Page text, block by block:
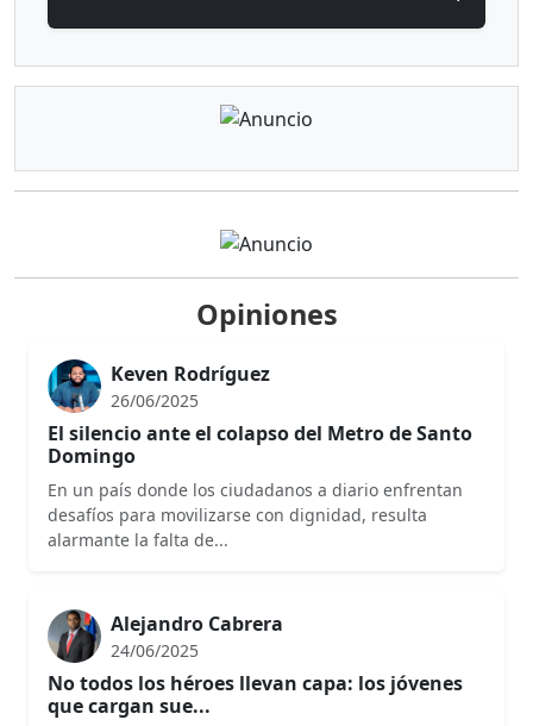
Opiniones
Keven Rodríguez
26/06/2025
El silencio ante el colapso del Metro de Santo
Domingo
En un país donde los ciudadanos a diario enfrentan
desafíos para movilizarse con dignidad, resulta
alarmante la falta de...
Alejandro Cabrera
24/06/2025
No todos los héroes llevan capa: los jóvenes
que cargan sue...